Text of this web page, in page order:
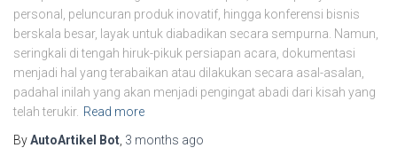
personal, peluncuran produk inovatif, hingga konferensi bisnis
berskala besar, layak untuk diabadikan secara sempurna. Namun,
seringkali di tengah hiruk-pikuk persiapan acara, dokumentasi
menjadi hal yang terabaikan atau dilakukan secara asal-asalan,
padahal inilah yang akan menjadi pengingat abadi dari kisah yang
telah terukir. Read more
ByAutoArtikel Bot 3 months ago